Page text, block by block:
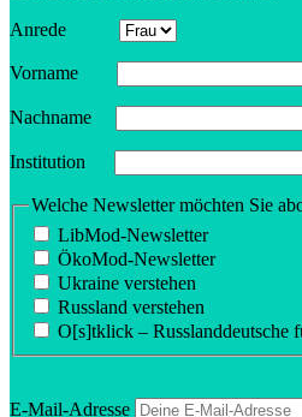
Anrede
Vorname
Nachname
Insti­tution
Welche Newsletter möchten Sie
LibMod-Newsletter
ÖkoMod-Newsletter
Ukraine verstehen
Russland verstehen
O[s]tklick – Russland­deutsche
E‑Mail-Adresse